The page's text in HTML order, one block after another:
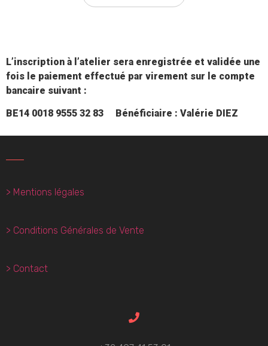
L’inscription à l’atelier sera enregistrée et validée une
fois le paiement effectué par virement sur le compte
bancaire suivant :
BE14 0018 9555 32 83 Bénéficiaire : Valérie DIEZ
> Mentions légales
> Conditions Générales de Vente
> Contact